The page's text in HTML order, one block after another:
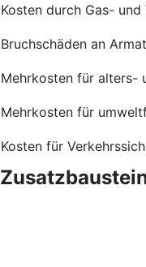
Kosten durch Gas- und
Bruchschäden an
Mehrkosten für alters-
Mehrkosten für
Kosten für